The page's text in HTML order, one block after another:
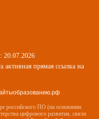
20.07.2026
активная прямая ссылка на
российского ПО (на основании
цифрового развития, связи